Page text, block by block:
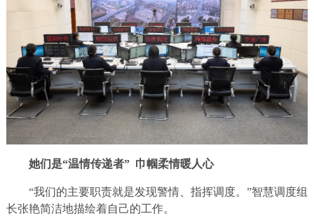
她们是“温情传递者” 巾帼柔情暖人心
“我们的主要职责就是发现警情、指挥调度。”智慧调度组
长张艳简洁地描绘着自己的工作。